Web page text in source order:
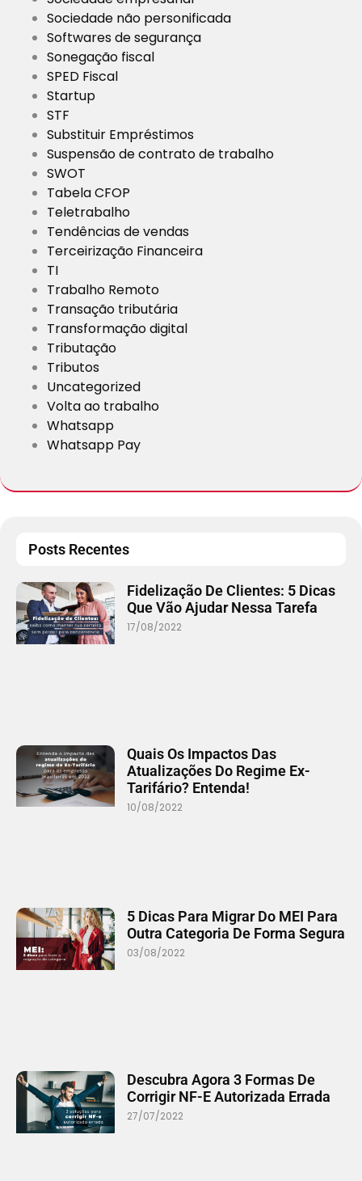
Sociedade não personificada
Softwares de segurança
Sonegação fiscal
SPED Fiscal
Startup
STF
Substituir Empréstimos
Suspensão de contrato de trabalho
SWOT
Tabela CFOP
Teletrabalho
Tendências de vendas
Terceirização Financeira
TI
Trabalho Remoto
Transação tributária
Transformação digital
Tributação
Tributos
Uncategorized
Volta ao trabalho
Whatsapp
Whatsapp Pay
Posts Recentes
Fidelização De Clientes: 5 Dicas
Que Vão Ajudar Nessa Tarefa
17/08/2022
Quais Os Impactos Das
Atualizações Do Regime Ex-
Tarifário? Entenda!
10/08/2022
5 Dicas Para Migrar Do MEI Para
Outra Categoria De Forma Segura
03/08/2022
Descubra Agora 3 Formas De
Corrigir NF-E Autorizada Errada
27/07/2022